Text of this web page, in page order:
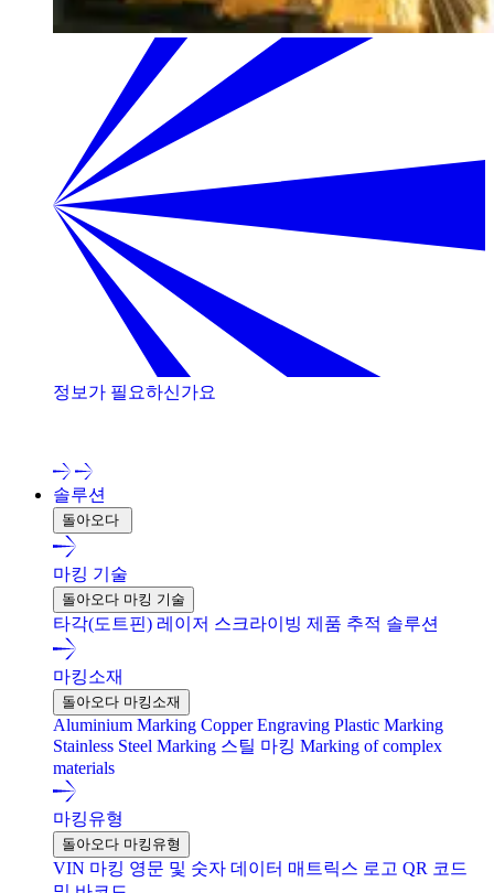
정보가 필요하신가요
솔루션
돌아오다
마킹 기술
돌아오다 마킹 기술
타각(도트핀) 레이저 스크라이빙 제품 추적 솔루션
마킹소재
돌아오다 마킹소재
Aluminium Marking Copper Engraving Plastic Marking
Stainless Steel Marking 스틸 마킹 Marking of complex
materials
마킹유형
돌아오다 마킹유형
VIN 마킹 영문 및 숫자 데이터 매트릭스 로고 QR 코드